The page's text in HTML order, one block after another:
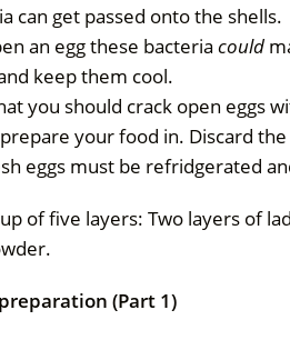
can get passed onto the shells.
an egg these bacteria could
keep them cool.
you should crack open eggs
your food in. Discard
eggs must be refridgerated
of five layers: Two layers of
(Part 1)